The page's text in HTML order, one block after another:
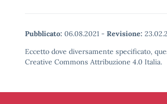
Pubblicato: 06.08.2021 - Revisione:
Eccetto dove diversamente specificato,
Creative Commons Attribuzione 4.0 Italia.